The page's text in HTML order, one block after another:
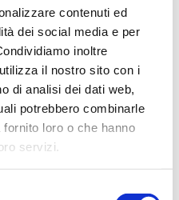
contenuti ed
dei social media e per
inoltre
il nostro sito con i
di analisi dei dati web,
potrebbero combinarle
loro o che hanno
servizi.
risposta?
24 ore lavorative. Per
il supporto telefonico al
di ticketing per assistenza
al tuo pannello di controllo